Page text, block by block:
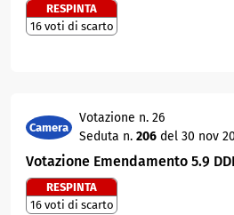
RESPINTA
16 voti di scarto
Camera
Votazione n. 26
Seduta n. 206 del 30 nov
Votazione Emendamento 5.9
RESPINTA
16 voti di scarto